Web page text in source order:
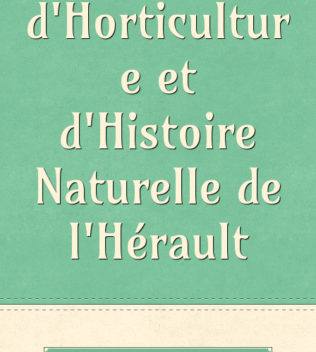
d'Horticultur
e et
d'Histoire
Naturelle de
l'Hérault